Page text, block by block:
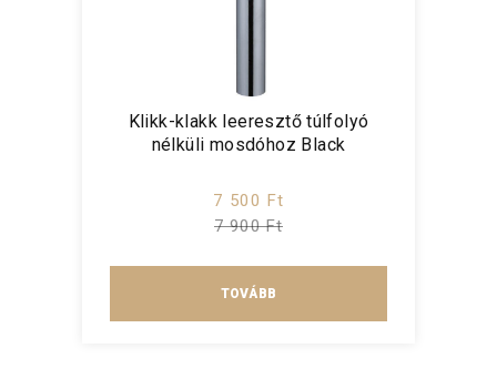
Klikk-klakk leeresztő túlfolyó
nélküli mosdóhoz Black
7 500 Ft
7 900 Ft
TOVÁBB